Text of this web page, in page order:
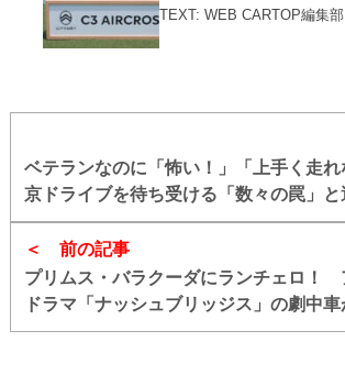
TEXT: WEB CARTOP編集部
前の記事
プリムス・バラクーダにランチェロ！
ドラマ「ナッシュブリッジス」の劇中
を歓喜させるラインアップだった
ベテランなのに「怖い！」「上手く走
京ドライブを待ち受ける「数々の罠」